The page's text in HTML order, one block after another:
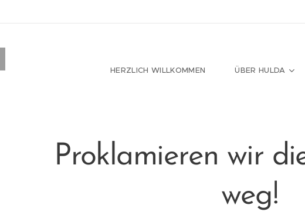
HERZLICH WILLKOMMEN ÜBER HULDA
Proklamieren wir
weg!